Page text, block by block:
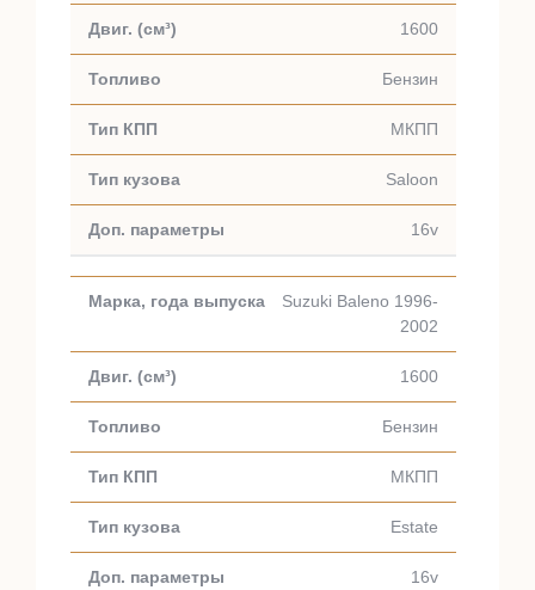
1600
Бензин
МКПП
Saloon
16v
Suzuki Baleno 1996-
2002
1600
Бензин
МКПП
Estate
16v